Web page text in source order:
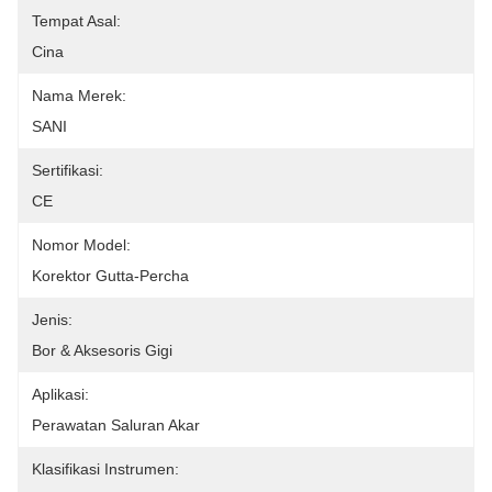
Tempat Asal:
Cina
Nama Merek:
SANI
Sertifikasi:
CE
Nomor Model:
Korektor Gutta-Percha
Jenis:
Bor & Aksesoris Gigi
Aplikasi:
Perawatan Saluran Akar
Klasifikasi Instrumen: